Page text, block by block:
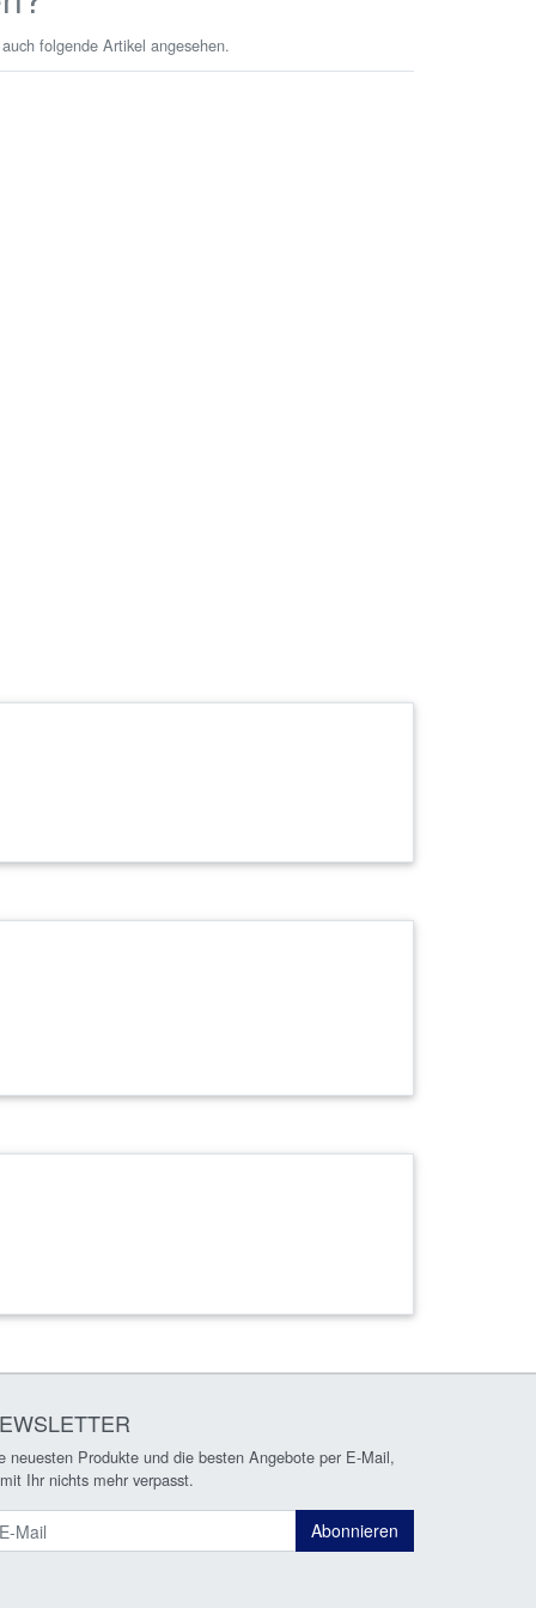
folgende Artikel angesehen.
neuesten Produkte und die besten Angebote per E-Mail,
Ihr nichts mehr verpasst.
Abonnieren